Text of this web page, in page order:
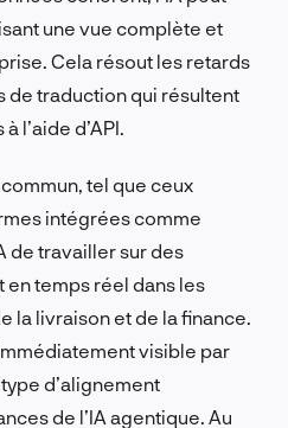
une vue complète et
Cela résout les retards
de traduction qui résultent
l’aide d’API.
tel que ceux
intégrées comme
de travailler sur des
temps réel dans les
la livraison et de la finance.
visible par
d’alignement
de l’IA agentique. Au